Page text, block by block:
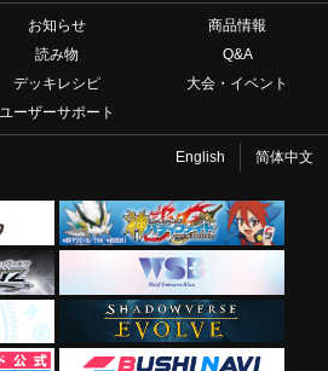
お知らせ
商品情報
読み物
Q&A
デッキレシピ
大会・イベント
ユーザーサポート
English 简体中文